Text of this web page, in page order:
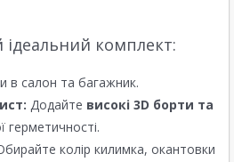
ідеальний комплект:
в салон та багажник.
Додайте високі 3D борти та
герметичності.
колір килимка, окантовки